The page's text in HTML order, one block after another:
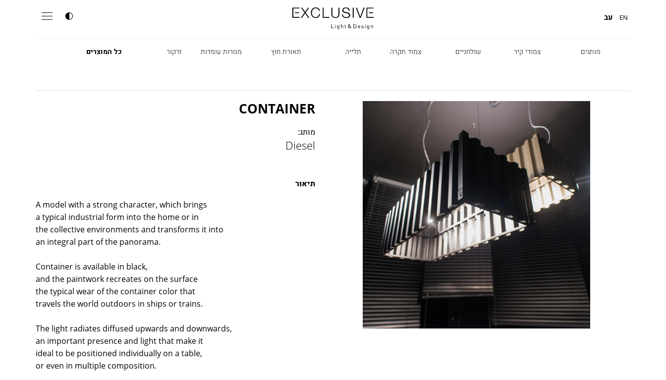
EN עב
מותגים צמודי קיר שולחניים צמוד תקרה תלייה תאורת חוץ מנורות עומדות זרקור כל המוצרים
Nemo
Marset
DCW
Karman
Lambert & Fils
Roger Pradier
Catellani &
Smith
VIABIZZUNO
Tobias Grau
Grok
CONTAINER
מותג:
Diesel
תיאור
A model with a strong character, which brings
a typical industrial form into the home or in
the collective environments and transforms it into
an integral part of the panorama.
Container is available in black,
and the paintwork recreates on the surface
the typical wear of the container color that
travels the world outdoors in ships or trains.
The light radiates diffused upwards and downwards,
an important presence and light that make it
ideal to be positioned individually on a table,
or even in multiple composition.